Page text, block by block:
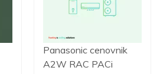
Panasonic cenovnik
A2W RAC PACi